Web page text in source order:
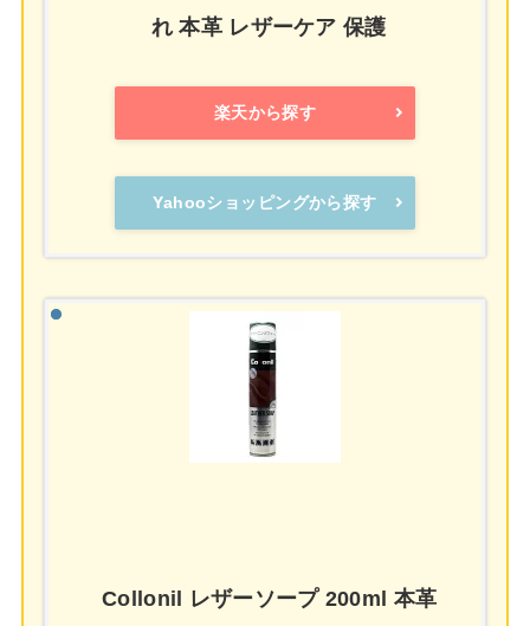
れ 本革 レザーケア 保護
楽天から探す
Yahooショッピングから探す
Collonil レザーソープ 200ml 本革